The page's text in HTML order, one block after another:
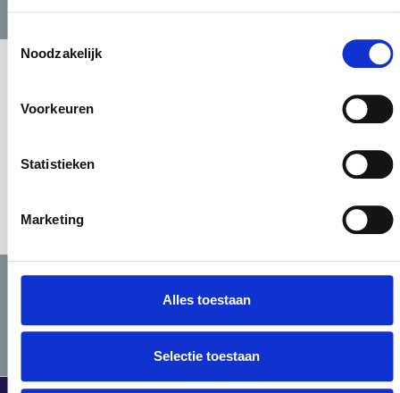
Noodzakelijk
Voorkeuren
Statistieken
Marketing
Alles toestaan
Selectie toestaan
Locatie
DE TOEKOMST IS